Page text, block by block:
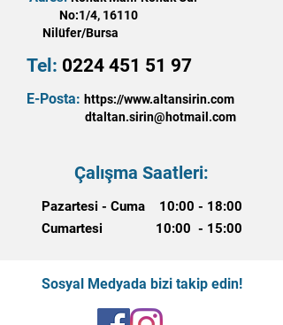
No:1/4, 16110
Nilüfer/Bursa
Tel: 0224 451 51 97
E-Posta: https://www.altansirin.com
dtaltan.sirin@hotmail.com
Çalışma Saatleri:
Pazartesi - Cuma 10:00 - 18:00
Cumartesi 10:00 - 15:00
Sosyal Medyada bizi takip edin!